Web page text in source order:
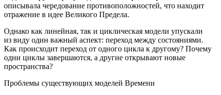
описывала чередование противоположностей, что находит
отражение в идее Великого Предела.
Однако как линейная, так и циклическая модели упускали
из виду один важный аспект: переход между состояниями.
Как происходит переход от одного цикла к другому? Почему
одни циклы завершаются, а другие открывают новые
пространства?
Проблемы существующих моделей Времени